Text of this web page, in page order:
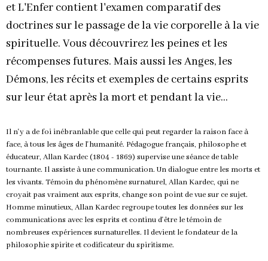
et L'Enfer contient l'examen comparatif des
doctrines sur le passage de la vie corporelle à la vie
spirituelle. Vous découvrirez les peines et les
récompenses futures. Mais aussi les Anges, les
Démons, les récits et exemples de certains esprits
sur leur état après la mort et pendant la vie...
Il n'y a de foi inébranlable que celle qui peut regarder la raison face à
face, à tous les âges de l'humanité. Pédagogue français, philosophe et
éducateur, Allan Kardec (1804 - 1869) supervise une séance de table
tournante. Il assiste à une communication. Un dialogue entre les morts et
les vivants. Témoin du phénomène surnaturel, Allan Kardec, qui ne
croyait pas vraiment aux esprits, change son point de vue sur ce sujet.
Homme minutieux, Allan Kardec regroupe toutes les données sur les
communications avec les esprits et continu d'être le témoin de
nombreuses expériences surnaturelles. Il devient le fondateur de la
philosophie spirite et codificateur du spiritisme.